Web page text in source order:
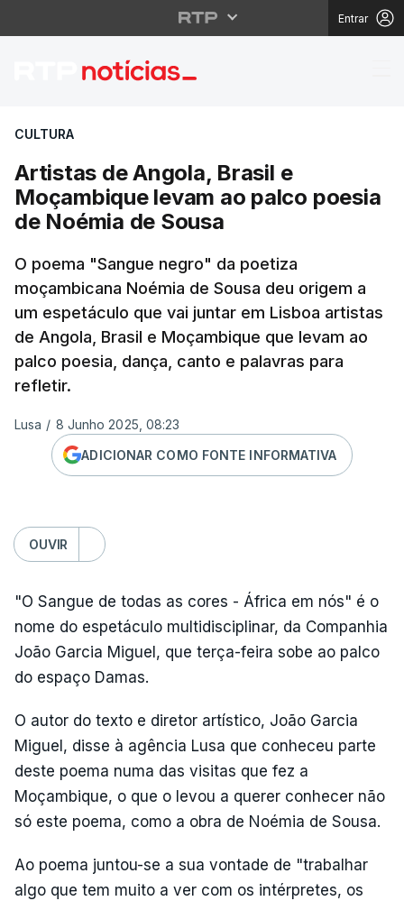
Entrar
Artistas de Angola,
CULTURA
Artistas de Angola, Brasil e
Moçambique levam ao palco poesia
de Noémia de Sousa
O poema "Sangue negro" da poetiza
moçambicana Noémia de Sousa deu origem a
um espetáculo que vai juntar em Lisboa artistas
de Angola, Brasil e Moçambique que levam ao
palco poesia, dança, canto e palavras para
refletir.
Lusa / 8 Junho 2025, 08:23
ADICIONAR COMO FONTE INFORMATIVA
OUVIR
"O Sangue de todas as cores - África em nós" é o
nome do espetáculo multidisciplinar, da Companhia
João Garcia Miguel, que terça-feira sobe ao palco
do espaço Damas.
O autor do texto e diretor artístico, João Garcia
Miguel, disse à agência Lusa que conheceu parte
deste poema numa das visitas que fez a
Moçambique, o que o levou a querer conhecer não
só este poema, como a obra de Noémia de Sousa.
Ao poema juntou-se a sua vontade de "trabalhar
algo que tem muito a ver com os intérpretes, os